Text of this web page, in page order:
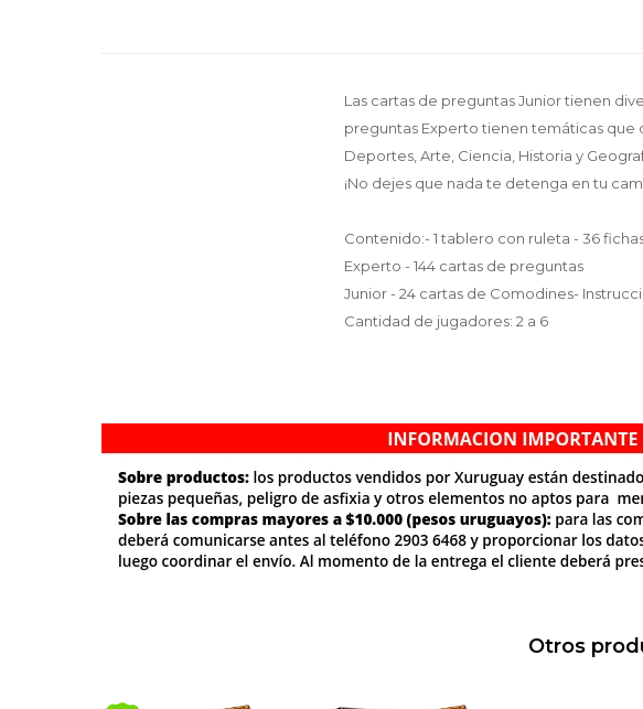
Las cartas de preguntas Junior tienen
preguntas Experto tienen temáticas que
Deportes, Arte, Ciencia, Historia y
¡No dejes que nada te detenga en tu
Contenido:- 1 tablero con ruleta - 36
Experto - 144 cartas de preguntas
Junior - 24 cartas de Comodines-
Cantidad de jugadores: 2 a 6
Otros